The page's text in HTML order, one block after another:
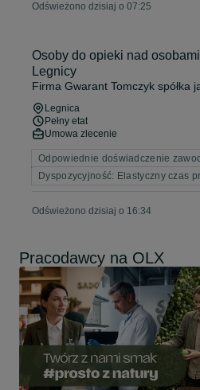
Odświeżono dzisiaj o 07:25
Osoby do opieki nad
Legnicy
Firma Gwarant Tomczyk spółka
Legnica
Pełny etat
Umowa zlecenie
Odpowiednie doświadczenie
Dyspozycyjność: Elastyczny czas
Odświeżono dzisiaj o 16:34
Pracodawcy na OLX